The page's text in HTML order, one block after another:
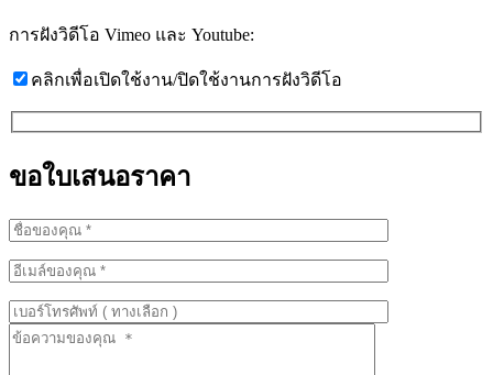
การฝังวิดีโอ Vimeo และ Youtube:
คลิกเพื่อเปิดใช้งาน/ปิดใช้งานการฝังวิดีโอ
ขอใบเสนอราคา